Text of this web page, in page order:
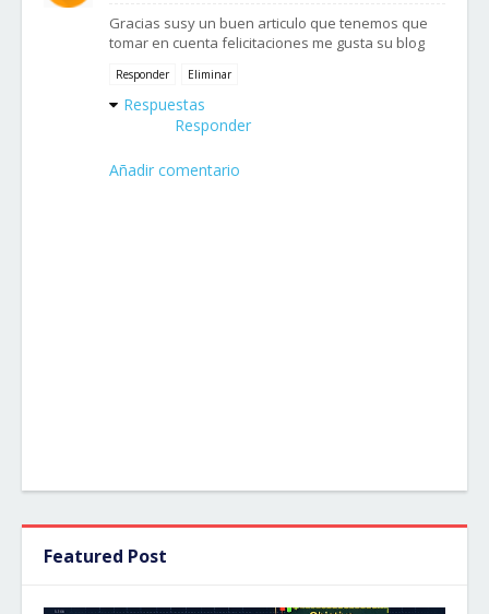
Gracias susy un buen articulo que tenemos que
tomar en cuenta felicitaciones me gusta su blog
Responder Eliminar
Respuestas
Responder
Añadir comentario
Featured Post